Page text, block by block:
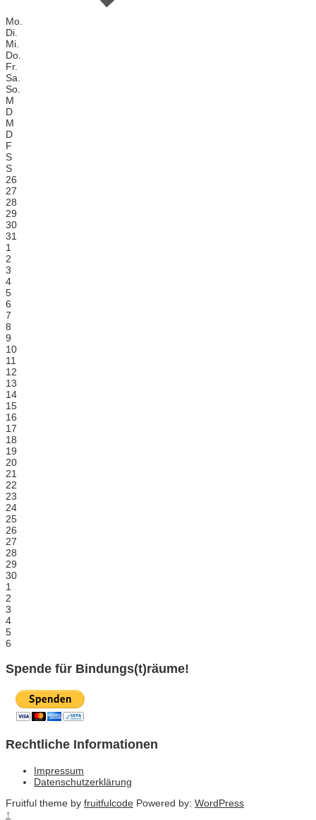
Mo.
Di.
Mi.
Do.
Fr.
Sa.
So.
M
D
M
D
F
S
S
26
27
28
29
30
31
1
2
3
4
5
6
7
8
9
10
11
12
13
14
15
16
17
18
19
20
21
22
23
24
25
26
27
28
29
30
1
2
3
4
5
6
Spende für Bindungs(t)räume!
Rechtliche Informationen
Impressum
Datenschutzerklärung
Fruitful theme by fruitfulcode Powered by: WordPress
↑